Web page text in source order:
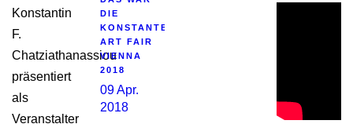
Konstantin
F.
Chatziathanassiou
präsentiert
als
Veranstalter
DIE
KONSTANTE
ART FAIR
VIENNA
2018
09 Apr.
2018